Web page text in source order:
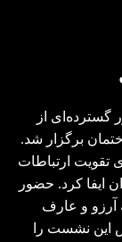
در سال ۱۴۰۲ با حضور گسترده‌ای از
برگزار شد.
تقویت ارتباطات
ایفا کرد. حضور
و عارف
این نشست را